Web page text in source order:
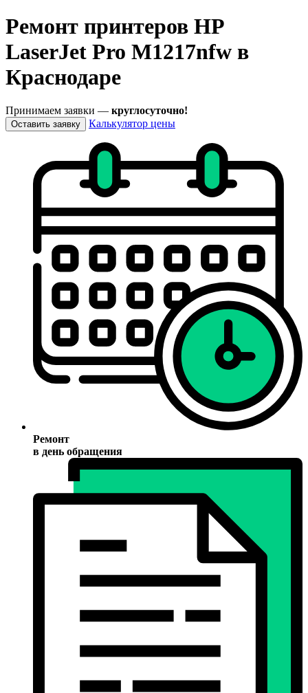
Ремонт принтеров HP
LaserJet Pro M1217nfw в
Краснодаре
Принимаем заявки — круглосуточно!
Оставить заявку Калькулятор цены
Ремонт
в день обращения